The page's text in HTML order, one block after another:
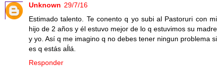
Unknown 29/7/16
Estimado talento. Te conento q yo subi al Pastoruri con mi
hijo de 2 años y él estuvo mejor de lo q estuvimos su madre
y yo. Así q me imagino q no debes tener ningun problema si
es q estás aĺlá.
Responder